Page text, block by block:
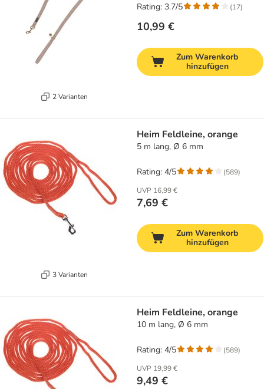
2 Varianten
10,99 €
Rating: 3.7/5 (17)
Zum Warenkorb
hinzufügen
3 Varianten
Heim Feldleine, orange
5 m lang, Ø 6 mm
UVP 16,99 €
7,69 €
Rating: 4/5 (589)
Zum Warenkorb
hinzufügen
Heim Feldleine, orange
10 m lang, Ø 6 mm
UVP 19,99 €
9,49 €
Rating: 4/5 (589)